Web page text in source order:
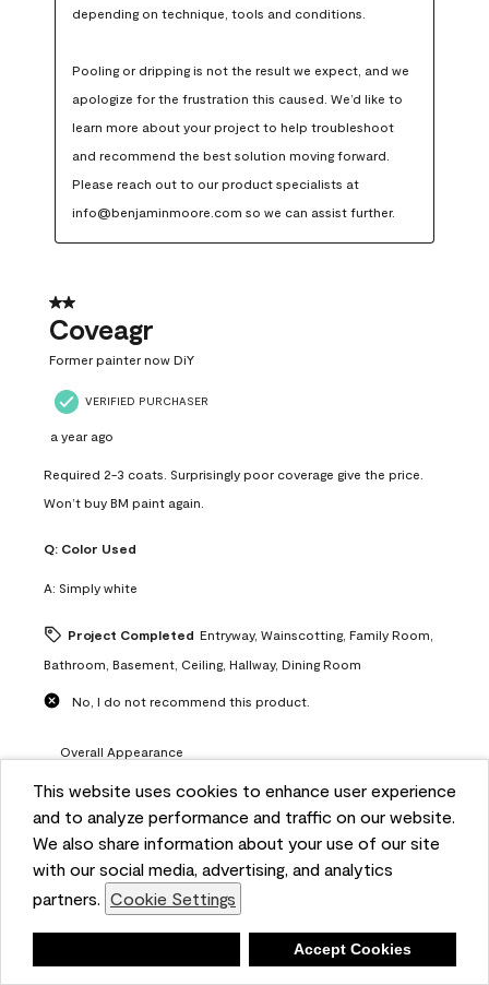
This website uses cookies to enhance user experience
and to analyze performance and traffic on our website.
We also share information about your use of our site
with our social media, advertising, and analytics
partners. Cookie Settings
Accept Cookies
depending on technique, tools and conditions.
Pooling or dripping is not the result we expect, and we
apologize for the frustration this caused. We’d like to
learn more about your project to help troubleshoot
and recommend the best solution moving forward.
Please reach out to our product specialists at
info@benjaminmoore.com so we can assist further.
2 out of 5 stars.
Coveagr
Former painter now DiY
VERIFIED PURCHASER
a year ago
Required 2-3 coats. Surprisingly poor coverage give the price.
Won’t buy BM paint again.
Q: Color Used
A: Simply white
Project Completed Entryway, Wainscotting, Family Room,
Bathroom, Basement, Ceiling, Hallway, Dining Room
No, I do not recommend this product.
Overall Appearance
Quality of Product
Quality of Product, 3.0 out of 5
3.0
Value of Product
Value of Product, 2.0 out of 5
2.0